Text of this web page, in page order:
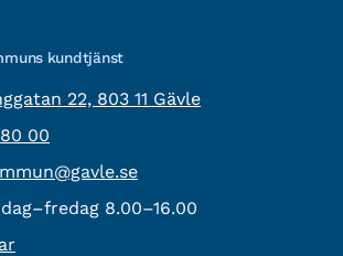
kundtjänst
22, 803 11 Gävle
00
8.00–16.00